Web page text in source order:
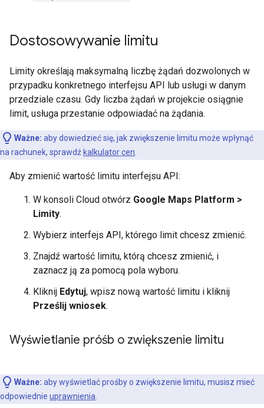
Dostosowywanie limitu
Limity określają maksymalną liczbę żądań dozwolonych w
przypadku konkretnego interfejsu API lub usługi w danym
przedziale czasu. Gdy liczba żądań w projekcie osiągnie
limit, usługa przestanie odpowiadać na żądania.
Ważne: aby dowiedzieć się, jak zwiększenie limitu może wpłynąć
na rachunek, sprawdź kalkulator cen
Aby zmienić wartość limitu interfejsu API:
W konsoli Cloud otwórz Google Maps Platform >
Limity.
Wybierz interfejs API, którego limit chcesz zmienić.
Znajdź wartość limitu, którą chcesz zmienić, i
zaznacz ją za pomocą pola wyboru.
Kliknij Edytuj, wpisz nową wartość limitu i kliknij
Prześlij wniosek.
Wyświetlanie próśb o zwiększenie limitu
Ważne: aby wyświetlać prośby o zwiększenie limitu, musisz mieć
odpowiednie uprawnienia